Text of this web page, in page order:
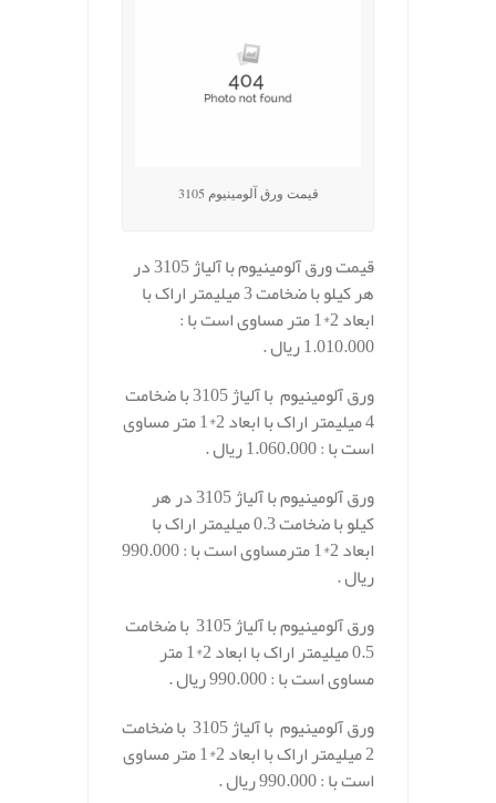
قیمت ورق آلومینیوم 3105
قیمت ورق آلومینیوم با آلیاژ 3105 در
هر کیلو با ضخامت 3 میلیمتر اراک با
ابعاد 2*1 متر مساوی است با :
1.010.000 ریال .
ورق آلومینیوم با آلیاژ 3105 با ضخامت
4 میلیمتر اراک با ابعاد 2*1 متر مساوی
است با : 1.060.000 ریال .
ورق آلومینیوم با آلیاژ 3105 در هر
کیلو با ضخامت 0.3 میلیمتر اراک با
ابعاد 2*1 مترمساوی است با : 990.000
ریال .
ورق آلومینیوم با آلیاژ 3105 با ضخامت
0.5 میلیمتر اراک با ابعاد 2*1 متر
مساوی است با : 990.000 ریال .
ورق آلومینیوم با آلیاژ 3105 با ضخامت
2 میلیمتر اراک با ابعاد 2*1 متر مساوی
است با : 990.000 ریال .